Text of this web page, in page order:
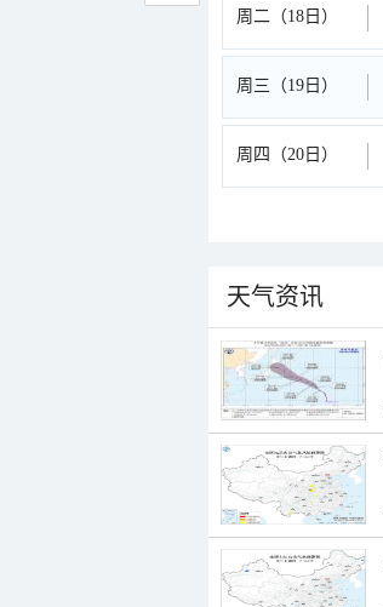
周二（18日）
周三（19日）
周四（20日）
天气资讯